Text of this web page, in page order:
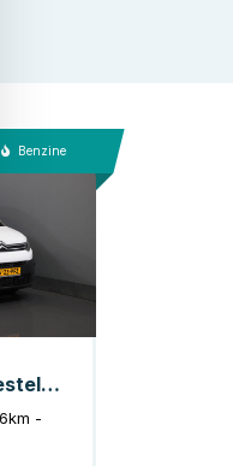
Benzine
Peugeot Partner Bestelbus (Citroen Berlingo) 1.2 PureTech 110 pk BENZINE Airco/ Cruise/ DAB
-